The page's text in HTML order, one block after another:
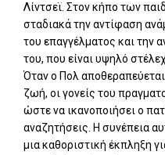
Λίντσεϊ. Στον κήπο των
σταδιακά την αντίφαση
του επαγγέλματος και την
του, που είναι υψηλό
Όταν ο Πολ
ζωή, οι γονείς του
ώστε να ικανοποιήσει ο
αναζητήσεις. Η συνέπεια
μια καθοριστική έκπληξη